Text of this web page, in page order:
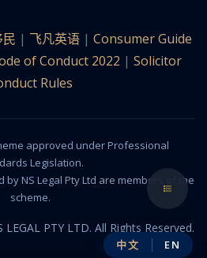
| 飞凡英语 | Consumer Guide
of Conduct 2022 | Solicitor
Rules
approved under Professional
Legislation.
NS Legal Pty Ltd are members of the
scheme.
PTY LTD. All Rights Reserved.
中文 EN